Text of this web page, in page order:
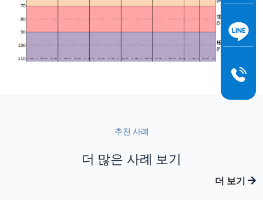
추천 사례
더 많은 사례 보기
더 보기